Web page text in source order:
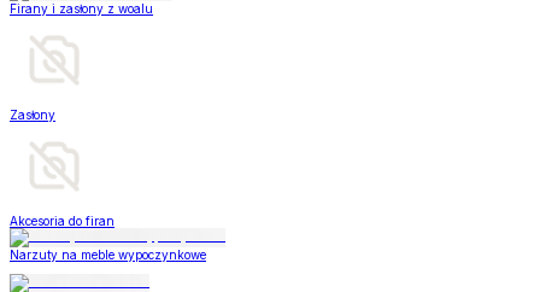
Firany i zasłony z woalu
Zasłony
Akcesoria do firan
Narzuty na meble wypoczynkowe